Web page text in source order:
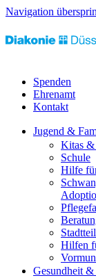
Navigation
Spenden
Ehrenamt
Kontakt
Jugend &
Kitas &
Schule
Hilfe
Hilfen
Gesundheit &